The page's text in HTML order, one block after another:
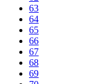
63
64
65
66
67
68
69